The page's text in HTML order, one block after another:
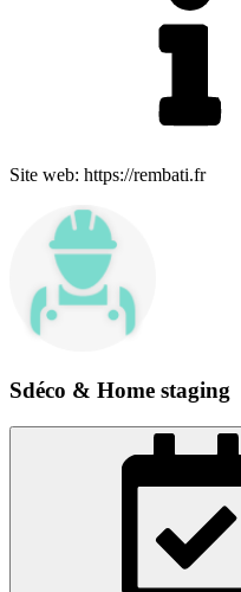
Site web: https://rembati.fr
Sdéco & Home staging